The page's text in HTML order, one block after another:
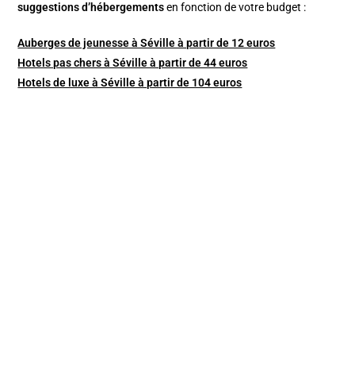
suggestions d’hébergements en fonction de votre budget :
Auberges de jeunesse à Séville à partir de 12 euros
Hotels pas chers à Séville à partir de 44 euros
Hotels de luxe à Séville à partir de 104 euros